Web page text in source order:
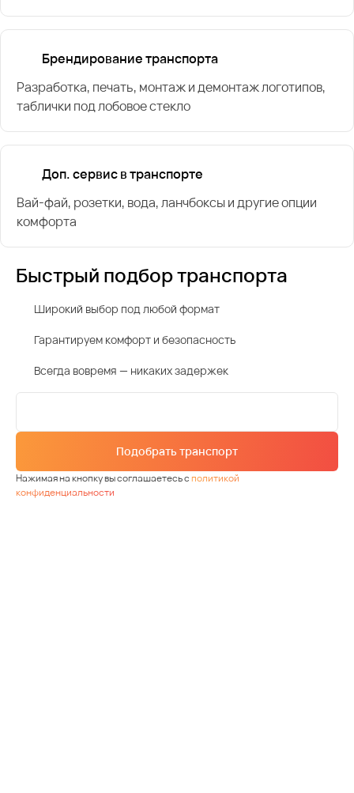
Брендирование транспорта
Разработка, печать, монтаж и демонтаж логотипов,
таблички под лобовое стекло
Доп. сервис в транспорте
Вай-фай, розетки, вода, ланчбоксы и другие опции
комфорта
Быстрый подбор транспорта
Широкий выбор под любой формат
Гарантируем комфорт и безопасность
Всегда вовремя — никаких задержек
Подобрать транспорт
Нажимая на кнопку вы соглашаетесь сполитикой
конфиденциальности